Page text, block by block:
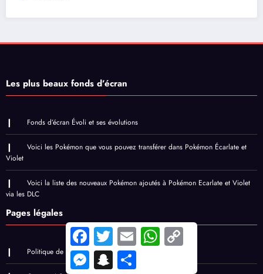
Les plus beaux fonds d’écran
Fonds d’écran Évoli et ses évolutions
Voici les Pokémon que vous pouvez transférer dans Pokémon Écarlate et
Violet
Voici la liste des nouveaux Pokémon ajoutés à Pokémon Ecarlate et Violet
via les DLC
Pages légales
Politique de confidentialité
FacebookTwitter Email WhatsApp
MessengerSnapchat